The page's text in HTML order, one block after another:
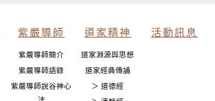
紫嚴導師
紫嚴導師簡介
紫嚴導師語錄
紫嚴導師說谷神心
道家精神
道家淵源與思想
道家經典傳誦
＞ 道德經
活動訊息